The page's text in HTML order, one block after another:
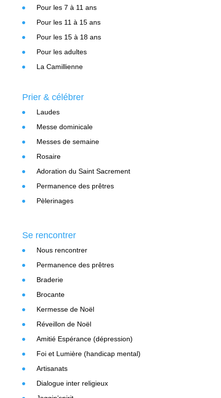
Pour les 7 à 11 ans
Pour les 11 à 15 ans
Pour les 15 à 18 ans
Pour les adultes
La Camillienne
Prier & célébrer
Laudes
Messe dominicale
Messes de semaine
Rosaire
Adoration du Saint Sacrement
Permanence des prêtres
Pèlerinages
Se rencontrer
Nous rencontrer
Permanence des prêtres
Braderie
Brocante
Kermesse de Noël
Réveillon de Noël
Amitié Espérance (dépression)
Foi et Lumière (handicap mental)
Artisanats
Dialogue inter religieux